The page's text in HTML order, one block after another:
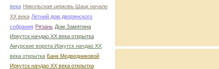
века Никольская церковь Шацк начало
ХХ века Летний дом дворянского
собрания Рязань Дом Замятина
Иркутск начдао ХХ века открытка
Амурские ворота Иркутск начдао ХХ
века открытка Банк Медведниковой
Иркутск начдао ХХ века открытка